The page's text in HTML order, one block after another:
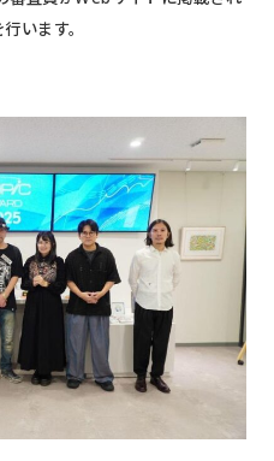
います。